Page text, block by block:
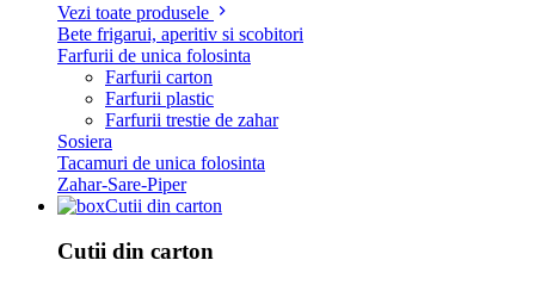
Vezi toate produsele
Bete frigarui, aperitiv si scobitori
Farfurii de unica folosinta
Farfurii carton
Farfurii plastic
Farfurii trestie de zahar
Sosiera
Tacamuri de unica folosinta
Zahar-Sare-Piper
Cutii din carton
Cutii din carton